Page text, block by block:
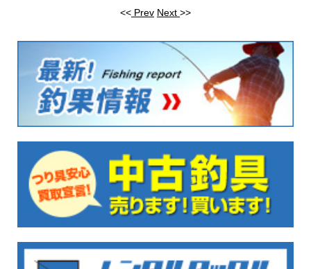
<< Prev Next >>